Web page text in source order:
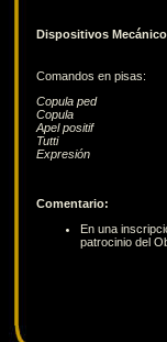
Dispositivos
Comandos en pisas:
Copula ped
Copula
Apel positif
Tutti
Expresión
Comentario:
En una
patrocinio del